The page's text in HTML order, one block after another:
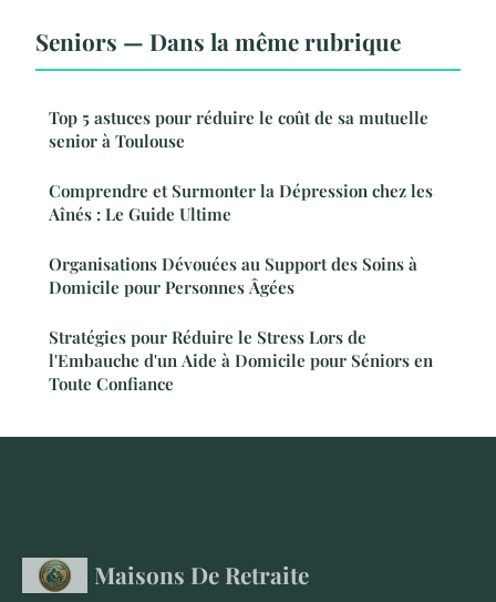
Seniors — Dans la même rubrique
Top 5 astuces pour réduire le coût de sa mutuelle
senior à Toulouse
Comprendre et Surmonter la Dépression chez les
Aînés : Le Guide Ultime
Organisations Dévouées au Support des Soins à
Domicile pour Personnes Âgées
Stratégies pour Réduire le Stress Lors de
l'Embauche d'un Aide à Domicile pour Séniors en
Toute Confiance
Maisons De Retraite